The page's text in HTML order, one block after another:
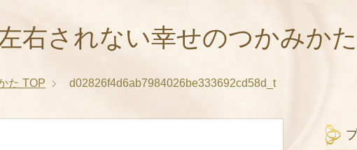
右されない幸せのつかみかた
た TOP d02826f4d6ab7984026be333692cd58d_t